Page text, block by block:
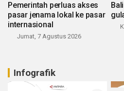
Pemerintah perluas akses
pasar jenama lokal ke pasar
internasional
Jumat, 7 Agustus 2026
Infografik